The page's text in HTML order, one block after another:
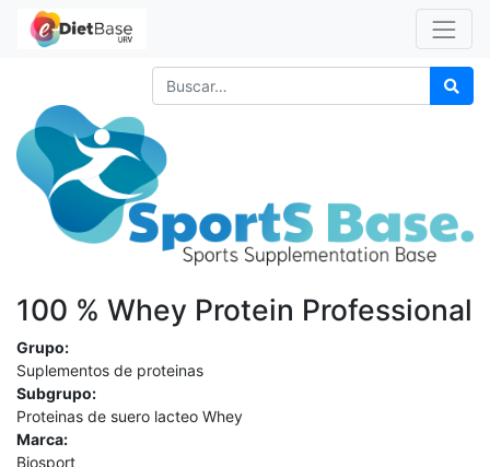
100 % Whey Protein Professional
Grupo:
Suplementos de proteinas
Subgrupo:
Proteinas de suero lacteo Whey
Marca:
Biosport